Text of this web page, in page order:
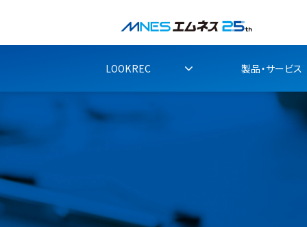
LOOKREC 製品・サービス